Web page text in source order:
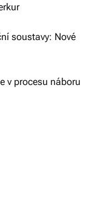
soustavy: Nové
v procesu náboru